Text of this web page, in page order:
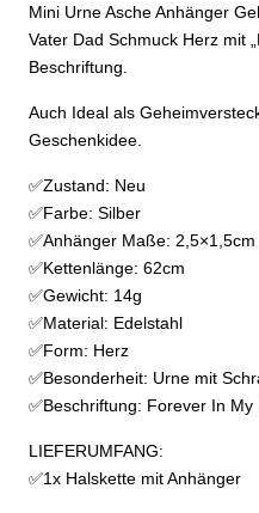
Mini Urne Asche Anhänger
Vater Dad Schmuck Herz mit
Beschriftung.
Auch Ideal als
Geschenkidee.
✅Zustand: Neu
✅Farbe: Silber
✅Anhänger Maße: 2,5×1,5cm
✅Kettenlänge: 62cm
✅Gewicht: 14g
✅Material: Edelstahl
✅Form: Herz
✅Besonderheit: Urne mit
✅Beschriftung: Forever In My
LIEFERUMFANG:
✅1x Halskette mit Anhänger